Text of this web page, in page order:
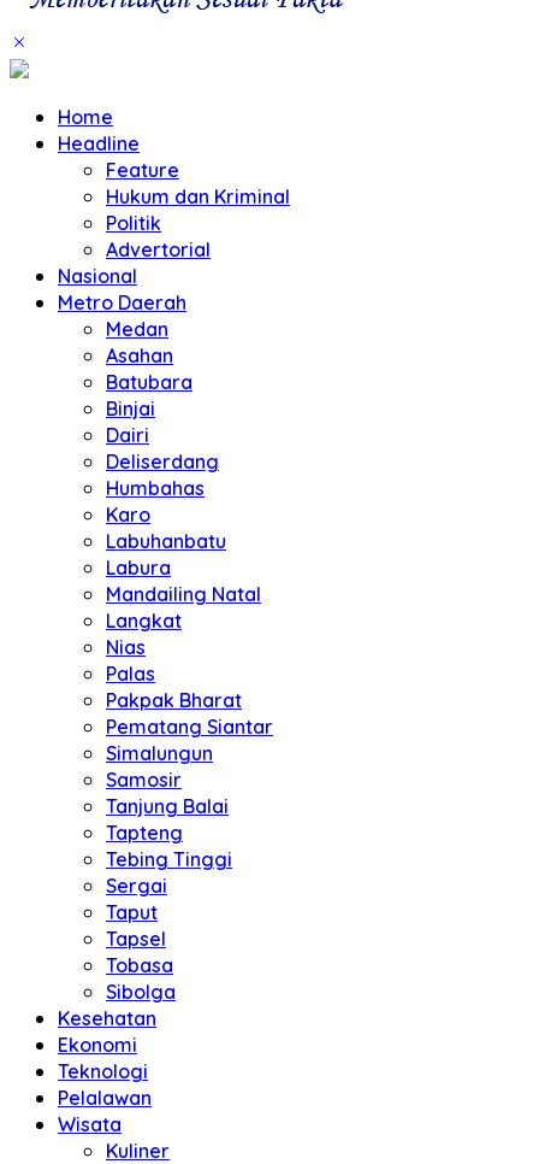
Home
Headline
Feature
Hukum dan Kriminal
Politik
Advertorial
Nasional
Metro Daerah
Medan
Asahan
Batubara
Binjai
Dairi
Deliserdang
Humbahas
Karo
Labuhanbatu
Labura
Mandailing Natal
Langkat
Nias
Palas
Pakpak Bharat
Pematang Siantar
Simalungun
Samosir
Tanjung Balai
Tapteng
Tebing Tinggi
Sergai
Taput
Tapsel
Tobasa
Sibolga
Kesehatan
Ekonomi
Teknologi
Pelalawan
Wisata
Kuliner